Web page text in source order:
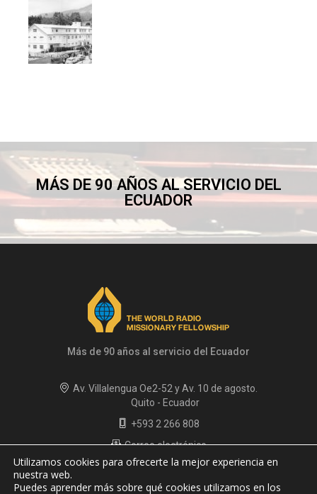
MÁS DE 90 AÑOS AL SERVICIO DEL
ECUADOR
Más de 90 años al servicio del Ecuador
Av. Villalengua Oe2-52 y Av. 10 de agosto.
Quito - Ecuador
+593 2 266 808
Correo electrónico
Políticas de privacidad
Utilizamos cookies para ofrecerte la mejor experiencia en
nuestra web.
Puedes aprender más sobre qué cookies utilizamos en los